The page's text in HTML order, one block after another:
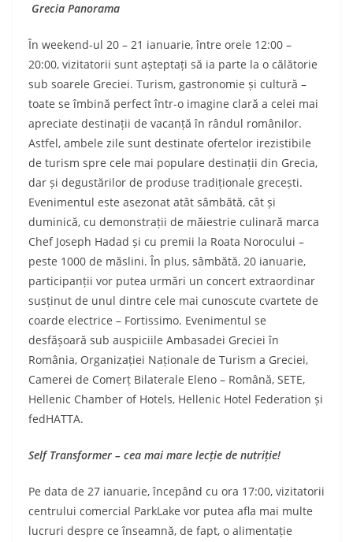
Grecia Panorama
În weekend-ul 20 – 21 ianuarie, între orele 12:00 –
20:00, vizitatorii sunt așteptați să ia parte la o călătorie
sub soarele Greciei. Turism, gastronomie și cultură –
toate se îmbină perfect într-o imagine clară a celei mai
apreciate destinații de vacanță în rândul românilor.
Astfel, ambele zile sunt destinate ofertelor irezistibile
de turism spre cele mai populare destinații din Grecia,
dar și degustărilor de produse tradiționale grecești.
Evenimentul este asezonat atât sâmbătă, cât și
duminică, cu demonstrații de măiestrie culinară marca
Chef Joseph Hadad și cu premii la Roata Norocului –
peste 1000 de măslini. În plus, sâmbătă, 20 ianuarie,
participanții vor putea urmări un concert extraordinar
susținut de unul dintre cele mai cunoscute cvartete de
coarde electrice – Fortissimo. Evenimentul se
desfășoară sub auspiciile Ambasadei Greciei în
România, Organizației Naționale de Turism a Greciei,
Camerei de Comerț Bilaterale Eleno – Română, SETE,
Hellenic Chamber of Hotels, Hellenic Hotel Federation și
fedHATTA.
Self Transformer – cea mai mare lecție de nutriție!
Pe data de 27 ianuarie, începând cu ora 17:00, vizitatorii
centrului comercial ParkLake vor putea afla mai multe
lucruri despre ce înseamnă, de fapt, o alimentație